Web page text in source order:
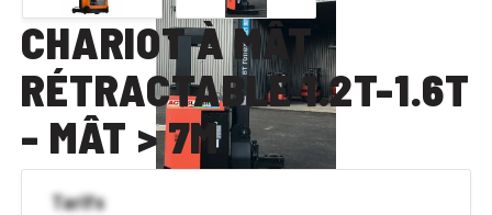
CHARIOT À MÂT
RÉTRACTABLE 1.2T-1.6T
- MÂT > 7M
Tarifs